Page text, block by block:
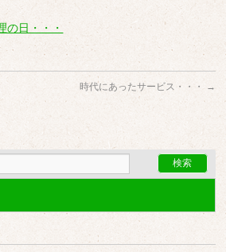
の日・・・
時代にあったサービス・・・ →